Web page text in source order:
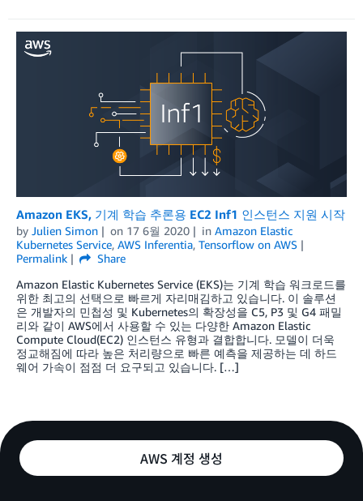
Amazon EKS, 기계 학습 추론용 EC2 Inf1 인스턴스 지원 시작
by Julien Simon on 17 6월 2020 in Amazon Elastic
Kubernetes Service, AWS Inferentia, Tensorflow on AWS
Permalink
Share
Amazon Elastic Kubernetes Service (EKS)는 기계 학습 워크로드를
위한 최고의 선택으로 빠르게 자리매김하고 있습니다. 이 솔루션
은 개발자의 민첩성 및 Kubernetes의 확장성을 C5, P3 및 G4 패밀
리와 같이 AWS에서 사용할 수 있는 다양한 Amazon Elastic
Compute Cloud(EC2) 인스턴스 유형과 결합합니다. 모델이 더욱
정교해짐에 따라 높은 처리량으로 빠른 예측을 제공하는 데 하드
웨어 가속이 점점 더 요구되고 있습니다. […]
AWS 계정 생성